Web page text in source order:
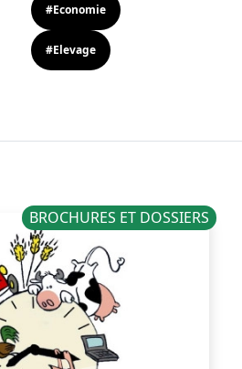
#Economie
#Elevage
BROCHURES ET DOSSIERS